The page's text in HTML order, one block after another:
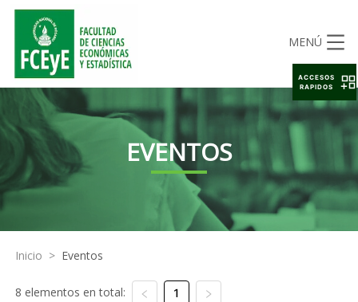
MENÚ
EVENTOS
Inicio > Eventos
8 elementos en total: 1
ACCESOS
RAPIDOS